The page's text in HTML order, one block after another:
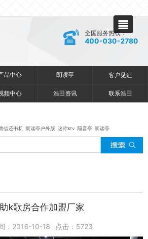
全国服务热线：
400-030-2780
品中心 朗读亭 客户见证
频中心 浩田资讯 联系浩田
借还书机 朗读亭户外版 迷你ktv 隔音亭 朗读亭
k歌房合作加盟厂家
：2016-10-18 点击： 5723